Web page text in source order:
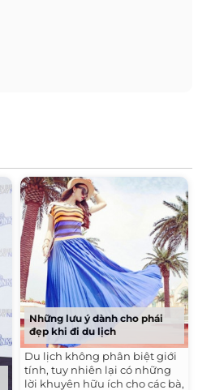
Những lưu ý dành cho phái
đẹp khi đi du lịch
Du lịch không phân biệt giới
tính, tuy nhiên lại có những
lời khuyên hữu ích cho các bà,